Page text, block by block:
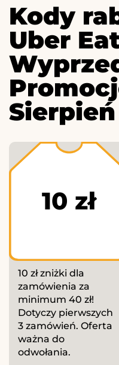
Kody
Uber
10 zł
10 zł zniżki dla
zamówienia za
minimum 40 zł!
Dotyczy pierwszych
3 zamówień. Oferta
ważna do
odwołania.